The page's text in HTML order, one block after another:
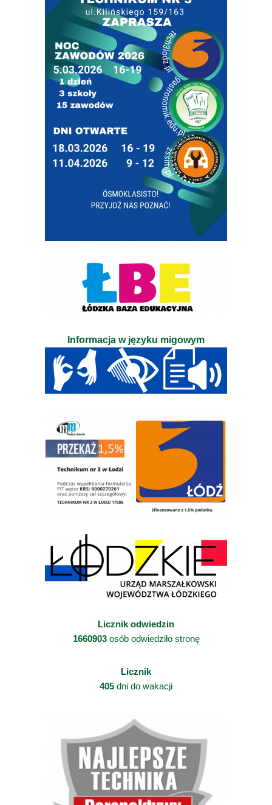
Informacja w języku migowym
Licznik odwiedzin
1660903osób odwiedziło stronę
Licznik
405 dni do wakacji